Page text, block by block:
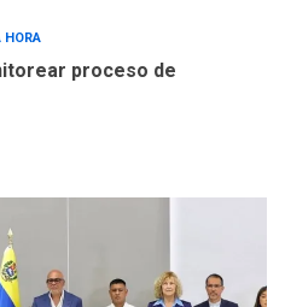
HORA
proceso de